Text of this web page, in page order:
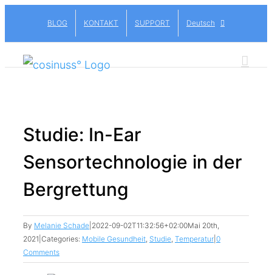
content
BLOG KONTAKT SUPPORT Deutsch
Studie: In-Ear
Sensortechnologie in der
Bergrettung
By Melanie Schade 2022-09-02T11:32:56+02:00Mai 20th,
2021 Categories: Mobile Gesundheit, Studie, Temperatur 0
Comments